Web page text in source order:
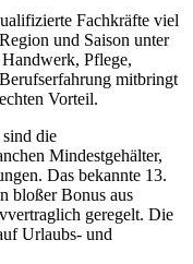
Fachkräfte viel
und Saison unter
Pflege,
mitbringt
Vorteil.
die
Mindestgehälter,
Das bekannte 13.
bloßer Bonus aus
geregelt. Die
Urlaubs- und